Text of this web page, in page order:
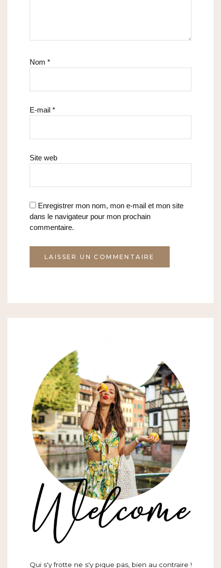
Nom *
E-mail *
Site web
Enregistrer mon nom, mon e-mail et mon site
dans le navigateur pour mon prochain
commentaire.
Qui s'y frotte ne s'y pique pas, bien au contraire !